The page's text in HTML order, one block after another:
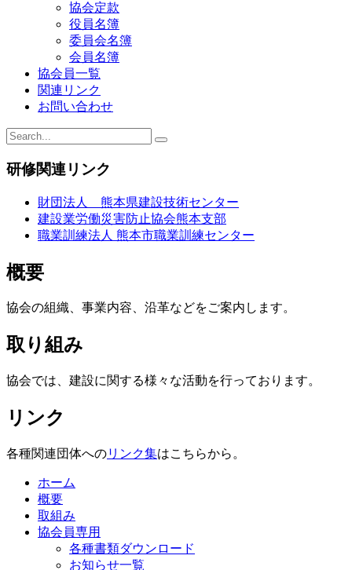
協会定款
役員名簿
委員会名簿
会員名簿
協会員一覧
関連リンク
お問い合わせ
研修関連リンク
財団法人 熊本県建設技術センター
建設業労働災害防止協会熊本支部
職業訓練法人 熊本市職業訓練センター
概要
協会の組織、事業内容、沿革などをご案内します。
取り組み
協会では、建設に関する様々な活動を行っております。
リンク
各種関連団体へのリンク集はこちらから。
ホーム
概要
取組み
協会員専用
各種書類ダウンロード
お知らせ一覧